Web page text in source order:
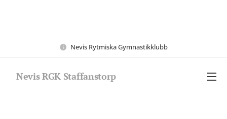
Nevis Rytmiska Gymnastikklubb
Nevis RGK Staffanstorp